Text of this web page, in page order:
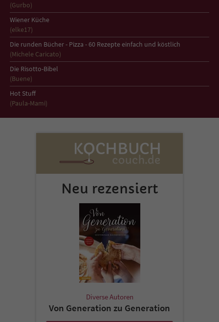
(Gurbo)
Wiener Küche
(elke17)
Die runden Bücher - Pizza - 60 Rezepte einfach und köstlich
(Michele Caricato)
Die Risotto-Bibel
(Buene)
Hot Stuff
(Paula-Mami)
Neu rezensiert
Diverse Autoren
Von Generation zu Generation